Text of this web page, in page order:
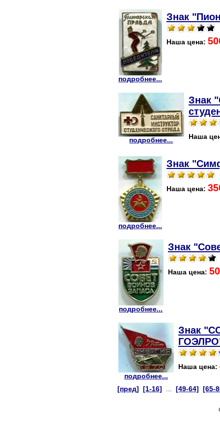
подробнее...
Знак
Наша цена:
подробнее...
Знак
Наша
подробнее...
Знак
Наша цена:
подробнее...
Знак
Наша цена:
подробнее...
Знак
Наша цена:
[пред] [1-16] ...[49-64] [65-